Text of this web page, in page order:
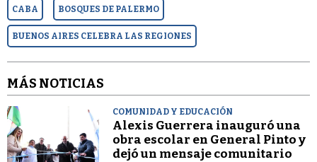
CABA BOSQUES DE PALERMO
BUENOS AIRES CELEBRA LAS REGIONES
MÁS NOTICIAS
COMUNIDAD Y EDUCACIÓN
Alexis Guerrera inauguró una
obra escolar en General Pinto y
dejó un mensaje comunitario